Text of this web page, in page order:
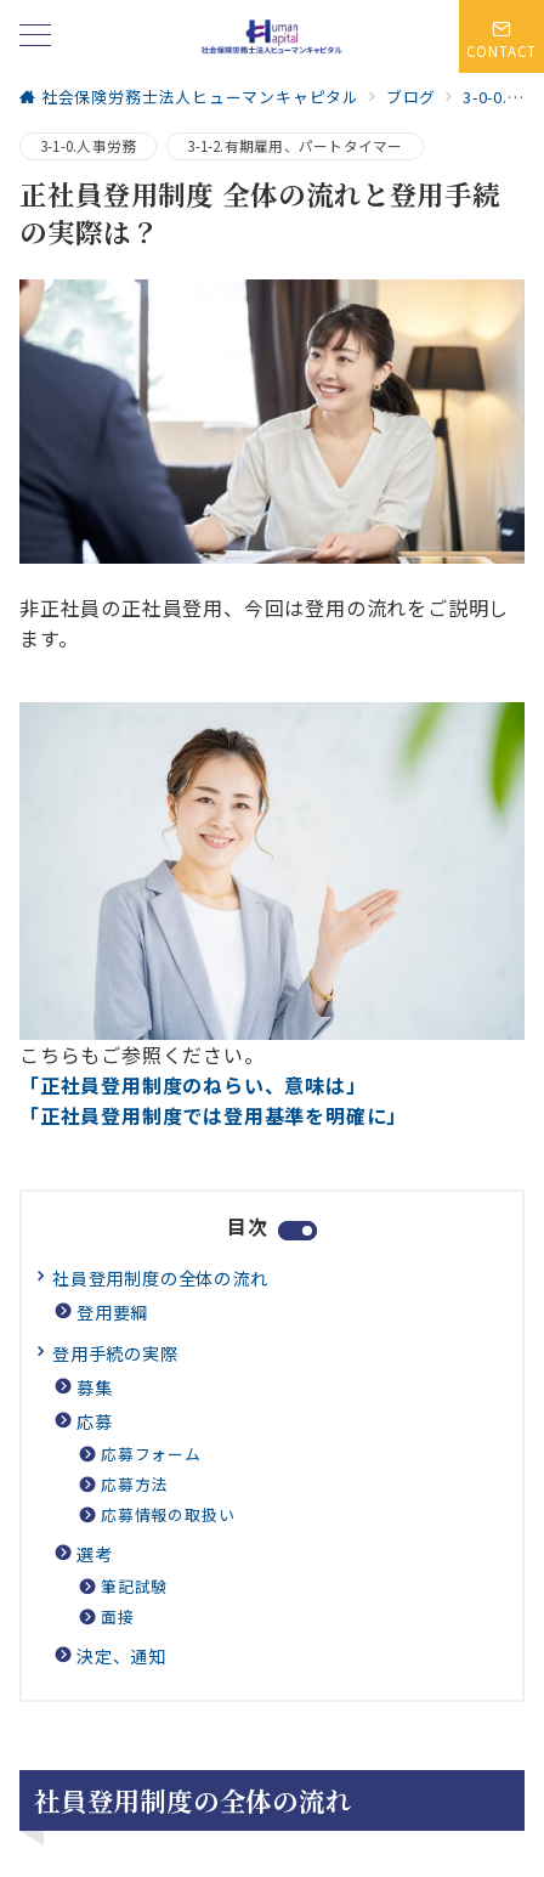
CONTACT
社会保険労務士法人ヒューマンキャピタル ブログ 3-0-0.人事労務・社会保険
3-1-0.人事労務 3-1-2.有期雇用、パートタイマー
正社員登用制度 全体の流れと登用手続
の実際は？
非正社員の正社員登用、今回は登用の流れをご説明し
ます。
こちらもご参照ください。
「正社員登用制度のねらい、意味は」
「正社員登用制度では登用基準を明確に」
目次
社員登用制度の全体の流れ
登用要綱
登用手続の実際
募集
応募
応募フォーム
応募方法
応募情報の取扱い
選考
筆記試験
面接
決定、通知
社員登用制度の全体の流れ